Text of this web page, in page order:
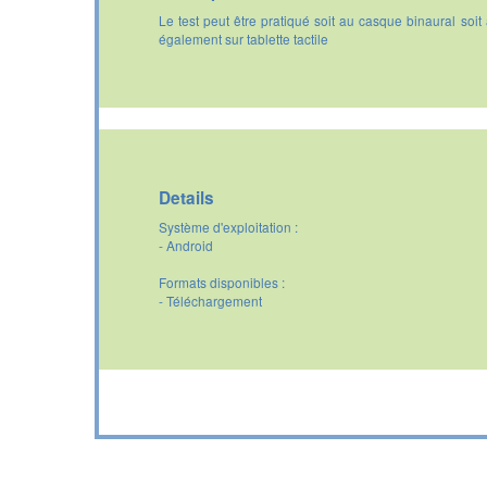
Le test peut être pratiqué soit au casque binaural
également sur tablette tactile
Details
Système d'exploitation :
- Android
Formats disponibles :
- Téléchargement